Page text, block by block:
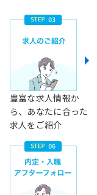
豊富な求人情報か
ら、あなたに合った
求人をご紹介